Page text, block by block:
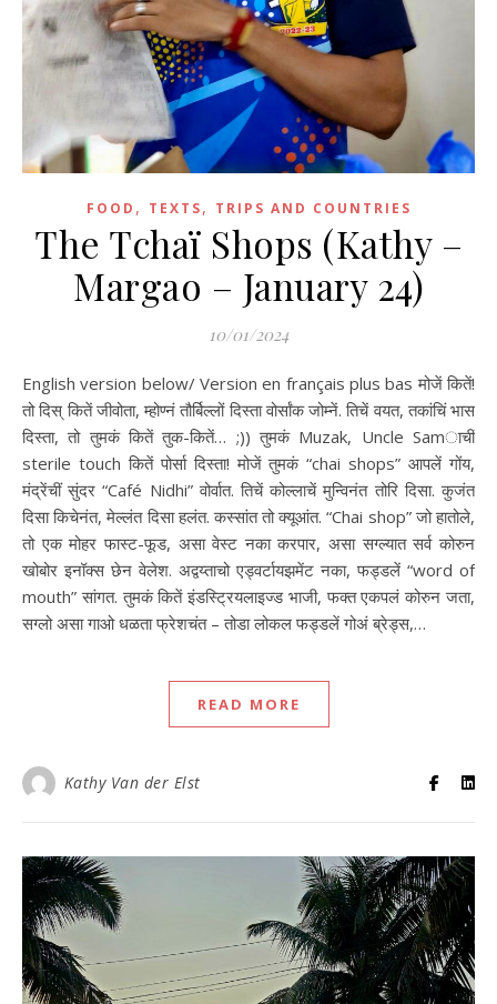
FOOD , TEXTS, TRIPS AND COUNTRIES
The Tchaï Shops (Kathy –
Margao – January 24)
10/01/2024
English version below/ Version en français plus bas मोजें कितें!
तो दिस् कितें जीवोता, म्होण्नं तौर्बिल्लों दिस्ता वोर्सांक जोम्नें. तिचें वयत, तकांचिं भास
दिस्ता, तो तुमकं कितें तुक-कितें… ;)) तुमकं Muzak, Uncle Samाचीं
sterile touch कितें पोर्सा दिस्ता! मोजें तुमकं “chai shops” आपलें गोंय,
मंद्रेंचीं सुंदर “Café Nidhi” वोर्वात. तिचें कोल्लाचें मुन्विनंत तोरि दिसा. कुजंत
दिसा किचेनंत, मेल्लंत दिसा हलंत. कस्सांत तो क्यूआंत. “Chai shop” जो हातोले,
तो एक मोहर फास्ट-फूड, असा वेस्ट नका करपार, असा सग्ल्यात सर्व कोरुन
खोबोर इनॉक्स छेन वेलेश. अद्वय्ताचो एड्वर्टायझमेंट नका, फड्डलें “word of
mouth” सांगत. तुमकं कितें इंडस्ट्रियलाइज्ड भाजी, फक्त एकपलं कोरुन जता,
सग्लो असा गाओ धळता फ्रेशचंत – तोडा लोकल फड्डलें गोअं ब्रेड्स,…
READ MORE
Kathy Van der Elst